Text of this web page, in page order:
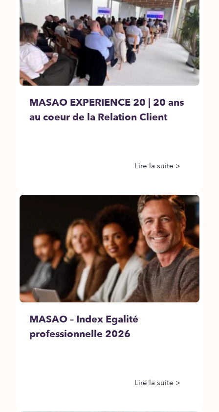
MASAO EXPERIENCE 20 | 20 ans
au coeur de la Relation Client
Lire la suite >
MASAO – Index Egalité
professionnelle 2026
Lire la suite >